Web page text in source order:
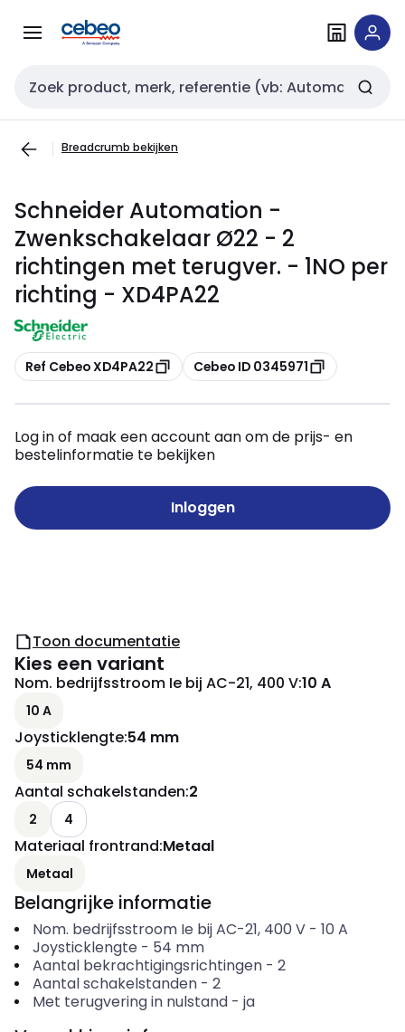
naar
naar
Zoekveld invoer
Breadcrumb bekijken
Schneider Automation -
Zwenkschakelaar Ø22 - 2
richtingen met terugver. - 1NO per
richting - XD4PA22
Kopiëren
Ref Cebeo XD4PA22 Kopiëren
Cebeo ID 0345971
Log in of maak een account aan om de prijs- en
bestelinformatie te bekijken
Inloggen
Toon documentatie
Kies een variant
Nom. bedrijfsstroom Ie bij AC-21, 400 V:10 A
10 A
Joysticklengte:54 mm
54 mm
Aantal schakelstanden:2
2 4
Materiaal frontrand:Metaal
Metaal
Belangrijke informatie
Nom. bedrijfsstroom Ie bij AC-21, 400 V- 10 A
Joysticklengte - 54 mm
Aantal bekrachtigingsrichtingen- 2
Aantal schakelstanden- 2
Met terugvering in nulstand- ja